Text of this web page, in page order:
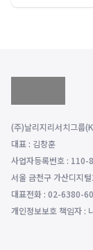
(주)날리지리서치그룹
대표 : 김창훈
사업자등록번호 :
서울 금천구 가산디지
대표전화 : 02-6380-
개인정보보호 책임자 :